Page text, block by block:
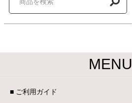
MENU
■ ご利用ガイド